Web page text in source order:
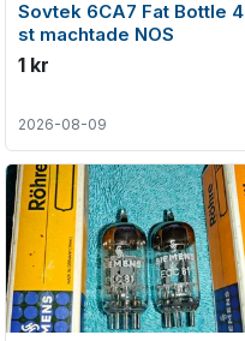
Sovtek 6CA7 Fat Bottle 4
st machtade NOS
1 kr
2026-08-09